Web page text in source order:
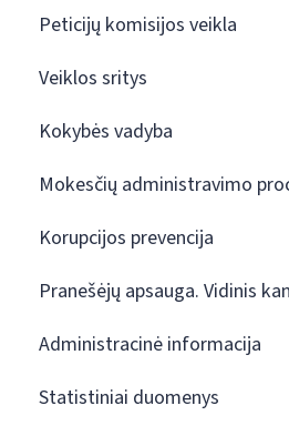
Peticijų komisijos veikla
Veiklos sritys
Kokybės vadyba
Mokesčių administravimo
Korupcijos prevencija
Pranešėjų apsauga. Vidinis
Administracinė informacija
Statistiniai duomenys